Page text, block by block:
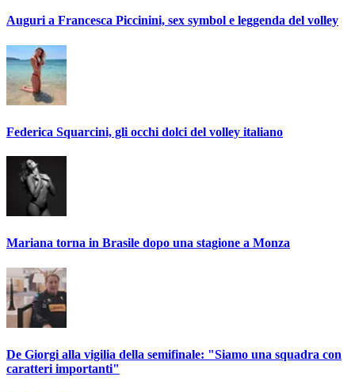
Auguri a Francesca Piccinini, sex symbol e leggenda del volley
Federica Squarcini, gli occhi dolci del volley italiano
Mariana torna in Brasile dopo una stagione a Monza
De Giorgi alla vigilia della semifinale: "Siamo una squadra con
caratteri importanti"